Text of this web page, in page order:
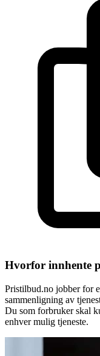
Hvorfor innhente
Pristilbud.no jobber for
sammenligning av
Du som forbruker skal
enhver mulig tjeneste.